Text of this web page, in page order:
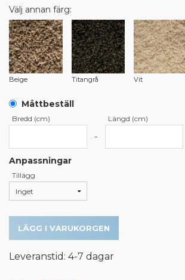
Välj annan färg:
Beige Titangrå Vit
Måttbeställ
Bredd (cm)
-
Längd (cm)
Anpassningar
Tillägg
LÄGG I VARUKORGEN
Leveranstid: 4-7 dagar